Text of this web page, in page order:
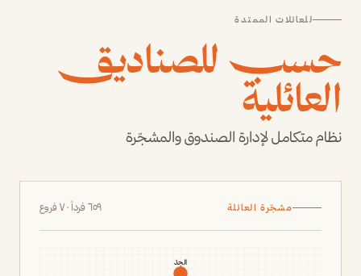
مشجّرة العائلة ٦٥٩ فرداً · ٧ فروع
الجدّ
للعائلات الممتدة
حسب للصناديق
العائلية
نظام متكامل لإدارة الصندوق والمشجّرة